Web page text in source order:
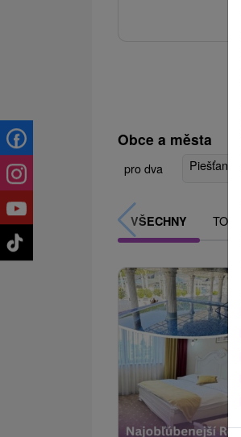
Obce a města
pro dva Piešťany
VŠECHNY TOP